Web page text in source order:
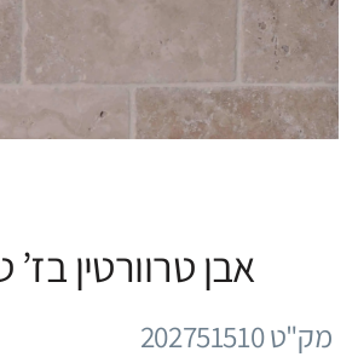
אבן טרוורטין
מק"ט 202751510